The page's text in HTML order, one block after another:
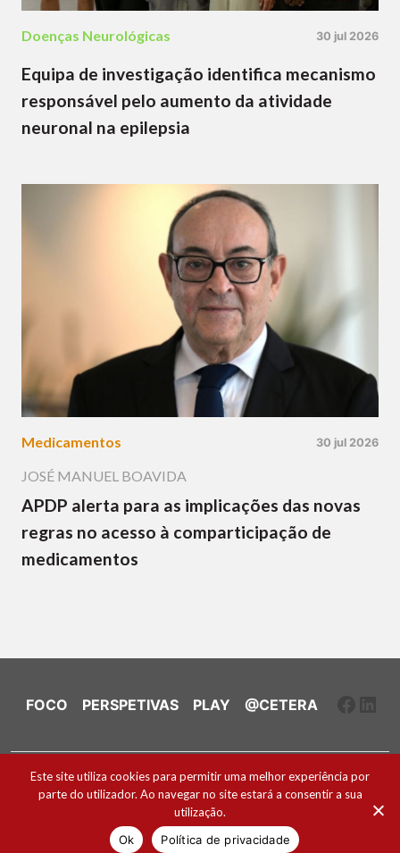
Doenças Neurológicas 30 jul 2026
Equipa de investigação identifica mecanismo
responsável pelo aumento da atividade
neuronal na epilepsia
Medicamentos 30 jul 2026
JOSÉ MANUEL BOAVIDA
APDP alerta para as implicações das novas
regras no acesso à comparticipação de
medicamentos
FOCO PERSPETIVAS PLAY @CETERA
Ficha Técnica e Estatuto Editorial
Política de Cookies
2026 ® Todos os direitos reservados
Este site utiliza cookies para permitir uma melhor experiência por
parte do utilizador. Ao navegar no site estará a consentir a sua
utilização.
Ok
Política de privacidade